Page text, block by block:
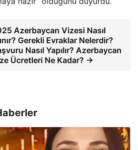
Azerbaycan Vizesi Nasıl
Gerekli Evraklar Nelerdir?
Nasıl Yapılır? Azerbaycan
Ücretleri Ne Kadar? →